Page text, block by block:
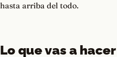
hasta arriba del todo.
Lo que vas a